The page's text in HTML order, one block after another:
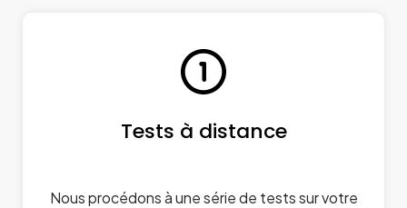
Tests à distance
Nous procédons à une série de tests sur votre